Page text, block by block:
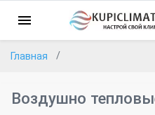
Главная
Воздушно